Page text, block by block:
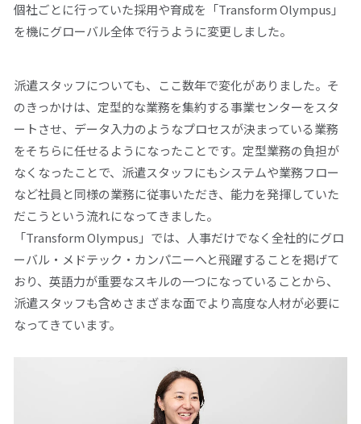
個社ごとに行っていた採用や育成を「Transform Olympus」
を機にグローバル全体で行うように変更しました。
派遣スタッフについても、ここ数年で変化がありました。そ
のきっかけは、定型的な業務を集約する事業センターをスタ
ートさせ、データ入力のようなプロセスが決まっている業務
をそちらに任せるようになったことです。定型業務の負担が
なくなったことで、派遣スタッフにもシステムや業務フロー
など社員と同様の業務に従事いただき、能力を発揮していた
だこうという流れになってきました。
「Transform Olympus」では、人事だけでなく全社的にグロ
ーバル・メドテック・カンパニーへと飛躍することを掲げて
おり、英語力が重要なスキルの一つになっていることから、
派遣スタッフも含めさまざまな面でより高度な人材が必要に
なってきています。